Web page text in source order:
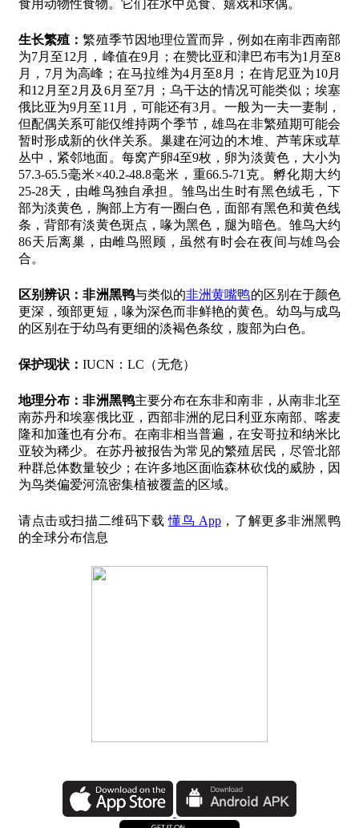
食用动物性食物。它们在水中觅食、嬉戏和求偶。
生长繁殖：繁殖季节因地理位置而异，例如在南非西南部
为7月至12月，峰值在9月；在赞比亚和津巴布韦为1月至8
月，7月为高峰；在马拉维为4月至8月；在肯尼亚为10月
和12月至2月及6月至7月；乌干达的情况可能类似；埃塞
俄比亚为9月至11月，可能还有3月。一般为一夫一妻制，
但配偶关系可能仅维持两个季节，雄鸟在非繁殖期可能会
暂时形成新的伙伴关系。巢建在河边的木堆、芦苇床或草
丛中，紧邻地面。每窝产卵4至9枚，卵为淡黄色，大小为
57.3-65.5毫米×40.2-48.8毫米，重66.5-71克。孵化期大约
25-28天，由雌鸟独自承担。雏鸟出生时有黑色绒毛，下
部为淡黄色，胸部上方有一圈白色，面部有黑色和黄色线
条，背部有淡黄色斑点，喙为黑色，腿为暗色。雏鸟大约
86天后离巢，由雌鸟照顾，虽然有时会在夜间与雄鸟会
合。
区别辨识：非洲黑鸭与类似的非洲黄嘴鸭的区别在于颜色
更深，颈部更短，喙为深色而非鲜艳的黄色。幼鸟与成鸟
的区别在于幼鸟有更细的淡褐色条纹，腹部为白色。
保护现状： IUCN：LC（无危）
地理分布：非洲黑鸭主要分布在东非和南非，从南非北至
南苏丹和埃塞俄比亚，西部非洲的尼日利亚东南部、喀麦
隆和加蓬也有分布。在南非相当普遍，在安哥拉和纳米比
亚较为稀少。在苏丹被报告为常见的繁殖居民，尽管北部
种群总体数量较少；在许多地区面临森林砍伐的威胁，因
为鸟类偏爱河流密集植被覆盖的区域。
请点击或扫描二维码下载懂鸟 App，了解更多非洲黑鸭
的全球分布信息